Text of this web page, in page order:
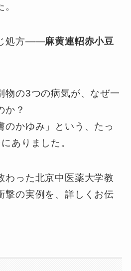
。
処方——麻黄連軺赤小豆
物の3つの病気が、なぜ一
か？
のかゆみ」という、たっ
ありました。
わった北京中医薬大学教
撃の実例を、詳しくお伝